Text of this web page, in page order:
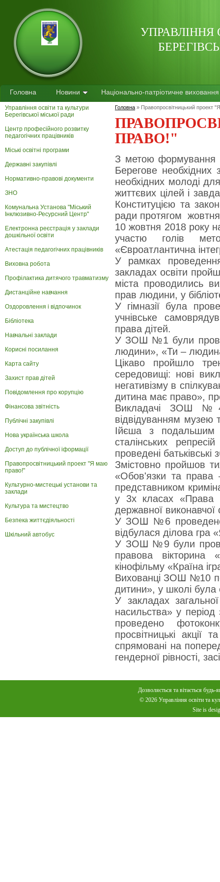
УПРАВЛІННЯ
Головна Новини Національно-патріотичне виховання
Управління освіти та культури
Берегівської міської ради
Центр професійного розвитку
педагогічних працівників
Міські освітні програми
Державні закупівлі
Нормативно-правові документи
ЗНО
Комунальна Установа "Міський
Інклюзивно-Ресурсний Центр"
Електронна реєстрація у заклади
дошкільної освіти
Атестація педагогічних працівників
Виховна робота
Профілактика дитячого травматизму
Дистанційне навчання
Оздоровлення і відпочинок
Бібліотека
Навчальні заклади
Корисні посилання
Карта сайту
Захист прав дітей
Повідомлення про корупцію
Фінансова звітність
Публічні закупівлі
Нова українська школа
Доступ до публічної іформації
Правопросвітницький проект "Я маю
право!"
Культурно-мистецькі установи та
заклади
Культура та мистецтво
Безпека життєдіяльності
Шкільний автобус
Головна » Правопросвітницький проект
ПРАВО!"
З метою формування
Берегове необхідних
необхідних молоді
життєвих цілей і
Конституцією та
ради протягом
10 жовтня 2018 року на
участю голів
«Євроатлантична
У рамках
закладах освіти
міста проводились
прав людини, у
У гімназії була
учнівське
права дітей.
У ЗОШ №1 були
людини», «Ти –
Цікаво пройшло
середовищі: нові
негативізму в
дитина має право»,
Викладачі ЗОШ №4
відвідуванням музею
Ійєша з подальшим
сталінських
проведені
Змістовно пройшов
«Обов'язки та права
представником
у 3х класах «Права
державної
У ЗОШ №6 проведено
відбулася ділова
У ЗОШ №9 були
правова вікторина
кінофільму «Країна
Вихованці ЗОШ №10
дитини», у школі була
У закладах
насильства» у
проведено
просвітницькі акції
спрямовані на
гендерної рівності,
Дозволяється та вітається будь-
© 2026 Управління освіти та
Site is